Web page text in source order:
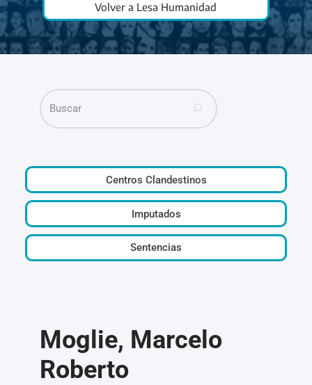
Volver a Lesa Humanidad
Centros Clandestinos
Imputados
Sentencias
Moglie, Marcelo
Roberto